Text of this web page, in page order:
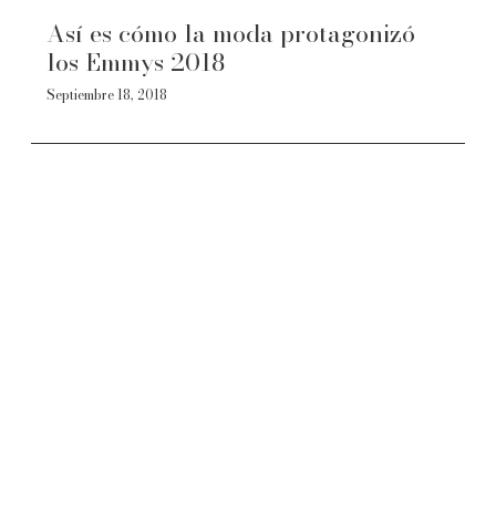
Así es cómo la moda protagonizó
los Emmys 2018
Septiembre 18, 2018